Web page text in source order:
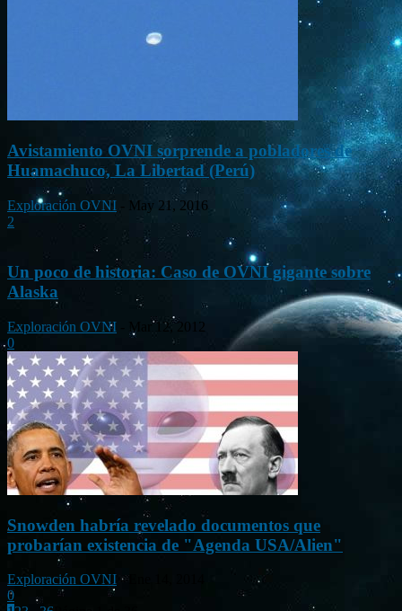
Avistamiento OVNI sorprende a pobladores de
Huamachuco, La Libertad (Perú)
Exploración OVNI - May 21, 2016
2
Un poco de historia: Caso de OVNI gigante sobre
Alaska
Exploración OVNI
Mar 12, 2012
0
Snowden habría revelado documentos que
probarían existencia de "Agenda USA/Alien"
Exploración OVNI -
0